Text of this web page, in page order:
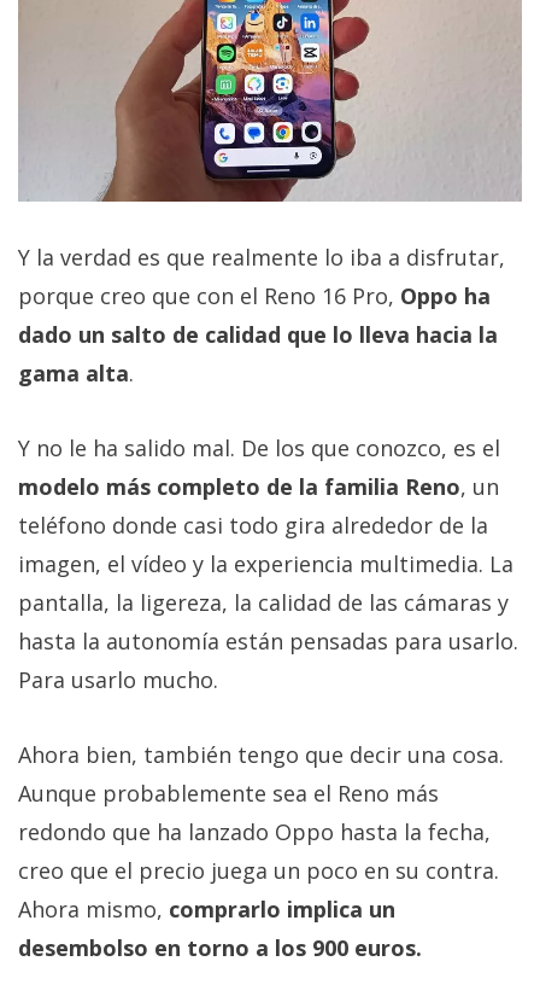
Y la verdad es que realmente lo iba a disfrutar,
porque creo que con el Reno 16 Pro, Oppo ha
dado un salto de calidad que lo lleva hacia la
gama alta.
Y no le ha salido mal. De los que conozco, es el
modelo más completo de la familia Reno, un
teléfono donde casi todo gira alrededor de la
imagen, el vídeo y la experiencia multimedia. La
pantalla, la ligereza, la calidad de las cámaras y
hasta la autonomía están pensadas para usarlo.
Para usarlo mucho.
Ahora bien, también tengo que decir una cosa.
Aunque probablemente sea el Reno más
redondo que ha lanzado Oppo hasta la fecha,
creo que el precio juega un poco en su contra.
Ahora mismo, comprarlo implica un
desembolso en torno a los 900 euros.